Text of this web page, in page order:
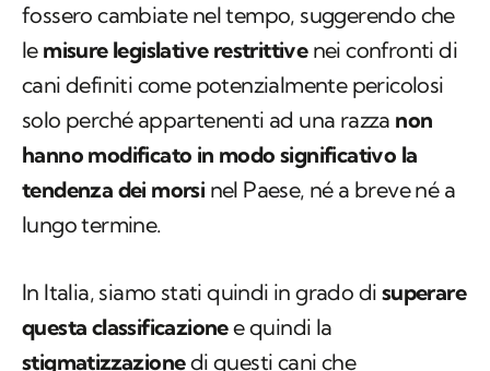
fossero cambiate nel tempo, suggerendo che
le misure legislative restrittivenei confronti di
cani definiti come potenzialmente pericolosi
solo perché appartenenti ad una razza non
hanno modificato in modo significativo la
tendenza dei morsi nel Paese, né a breve né a
lungo termine.
In Italia, siamo stati quindi in grado di superare
questa classificazionee quindi la
stigmatizzazionedi questi cani che